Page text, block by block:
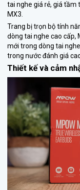
tai nghe giá rẻ, giá tầm
MX3.
Trang bị trọn bộ tính
dòng tai nghe cao cấp,
mới trong dòng tai
trong nước đánh giá
Thiết kế và cảm